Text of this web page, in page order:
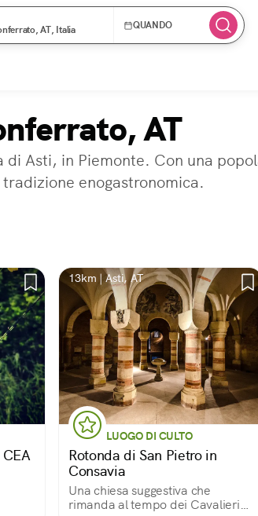
AT, Italia
QUANDO
AT
Asti, in Piemonte. Con una
enogastronomica.
13km | Asti, AT
LUOGO DI CULTO
Rotonda di San Pietro in
Consavia
Una chiesa suggestiva che
rimanda al tempo dei Cavalieri